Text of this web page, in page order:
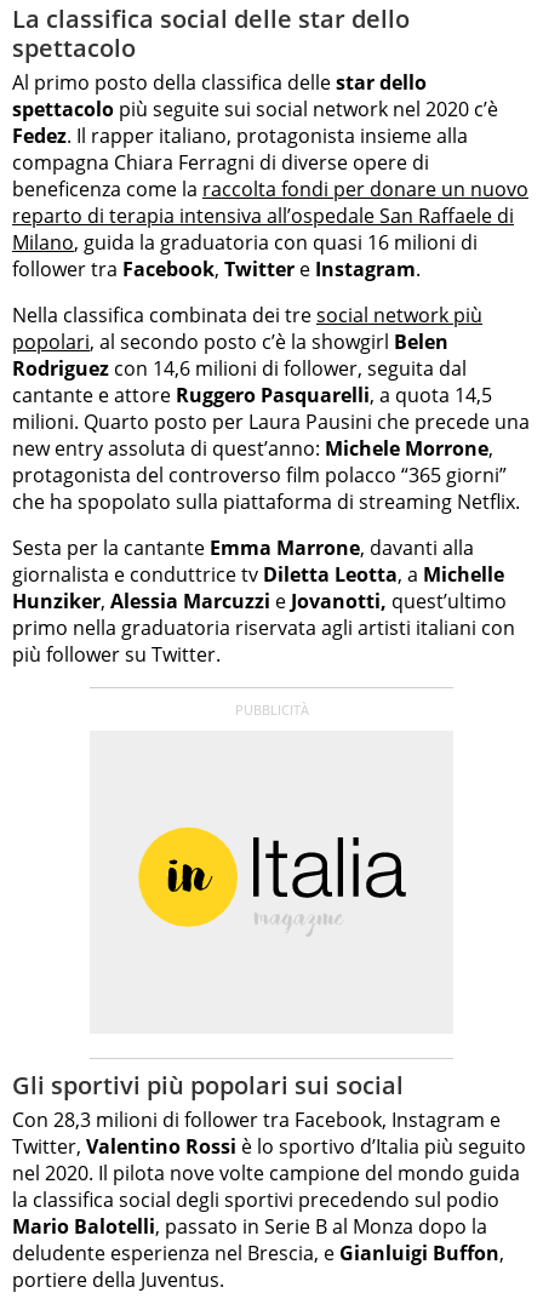
La classifica social delle star dello
spettacolo
Al primo posto della classifica dellestar dello
spettacolo più seguite sui social network nel 2020 c’è
Fedez. Il rapper italiano, protagonista insieme alla
compagna Chiara Ferragni di diverse opere di
beneficenza come la raccolta fondi per donare un nuovo
reparto di terapia intensiva all’ospedale San Raffaele di
Milano, guida la graduatoria con quasi 16 milioni di
follower tra Facebook, Twitter e Instagram.
Nella classifica combinata dei tresocial network più
popolari, al secondo posto c’è la showgirl Belen
Rodriguez con 14,6 milioni di follower, seguita dal
cantante e attore Ruggero Pasquarelli, a quota 14,5
milioni. Quarto posto per Laura Pausini che precede una
new entry assoluta di quest’anno: Michele Morrone,
protagonista del controverso film polacco “365 giorni”
che ha spopolato sulla piattaforma di streaming Netflix.
Sesta per la cantante Emma Marrone, davanti alla
giornalista e conduttrice tv Diletta Leotta, a Michelle
Hunziker, Alessia Marcuzzi e Jovanotti, quest’ultimo
primo nella graduatoria riservata agli artisti italiani con
più follower su Twitter.
Gli sportivi più popolari sui social
Con 28,3 milioni di follower tra Facebook, Instagram e
Twitter, Valentino Rossi è lo sportivo d’Italia più seguito
nel 2020. Il pilota nove volte campione del mondo guida
la classifica social degli sportivi precedendo sul podio
Mario Balotelli, passato in Serie B al Monza dopo la
deludente esperienza nel Brescia, e Gianluigi Buffon,
portiere della Juventus.